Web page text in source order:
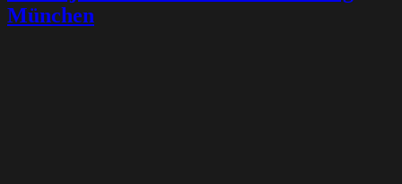
München